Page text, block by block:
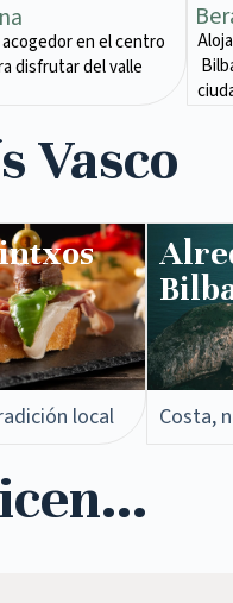
en el centro
disfrutar del valle
Vasco
local Costa,